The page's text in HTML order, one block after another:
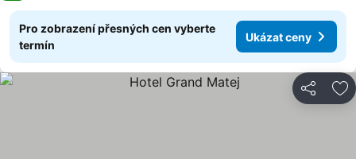
Pro zobrazení přesných cen vyberte
termín
Ukázat ceny
Sdílet